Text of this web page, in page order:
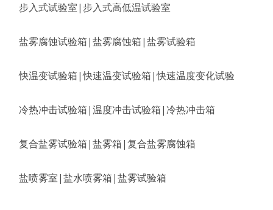
步入式试验室|步入式高低温试验室
盐雾腐蚀试验箱|盐雾腐蚀箱|盐雾试验箱
快温变试验箱|快速温变试验箱|快速温度变化试验
冷热冲击试验箱|温度冲击试验箱|冷热冲击箱
复合盐雾试验箱|盐雾箱|复合盐雾腐蚀箱
盐喷雾室|盐水喷雾箱|盐雾试验箱